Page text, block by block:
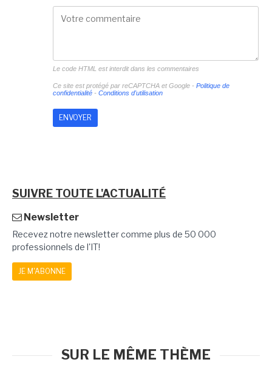
Le code HTML est interdit dans les commentaires
Ce site est protégé par reCAPTCHA et Google - Politique de
confidentialité- Conditions d'utilisation
SUIVRE TOUTE L'ACTUALITÉ
Newsletter
Recevez notre newsletter comme plus de 50 000
professionnels de l'IT!
JE M'ABONNE
SUR LE MÊME THÈME